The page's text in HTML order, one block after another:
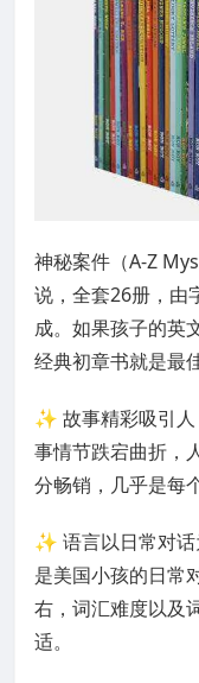
神秘案件（A-Z
说，全套26册，由
成。如果孩子的英
经典初章书就是最
✨ 故事精彩吸引
事情节跌宕曲折，
分畅销，几乎是每
✨ 语言以日常对
是美国小孩的日常
右，词汇难度以及
适。